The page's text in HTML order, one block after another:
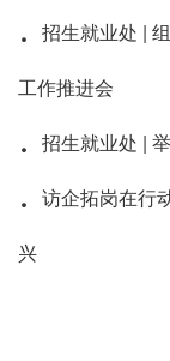
· 招生就业处 |
工作推进会
· 招生就业处 |
· 访企拓岗在行
兴